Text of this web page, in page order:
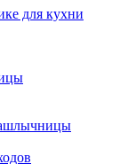
для кухни